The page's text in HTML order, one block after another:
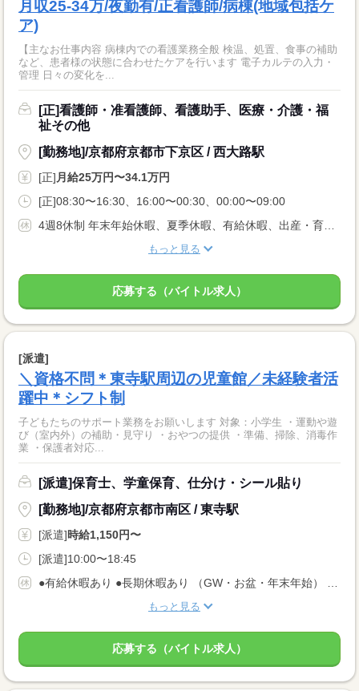
月収25-34万/夜勤有/正看護師/病棟(地域包括ケ
ア)
【主なお仕事内容 病棟内での看護業務全般 検温、処置、食事の補助
など、患者様の状態に合わせたケアを行います 電子カルテの入力・
管理 日々の変化を...
[正]看護師・准看護師、看護助手、医療・介護・福
祉その他
[勤務地]/京都府京都市下京区 / 西大路駅
[正]月給25万円〜34.1万円
[正]08:30〜16:30、16:00〜00:30、00:00〜09:00
4週8休制 年末年始休暇、夏季休暇、有給休暇、出産・育児休暇、リフレッシュ休暇（年間休日107日）
もっと見る
応募する（バイトル求人）
[派遣]
＼資格不問＊東寺駅周辺の児童館／未経験者活
躍中＊シフト制
子どもたちのサポート業務をお願いします 対象：小学生 ・運動や遊
び（室内外）の補助・見守り ・おやつの提供 ・準備、掃除、消毒作
業 ・保護者対応...
[派遣]保育士、学童保育、仕分け・シール貼り
[勤務地]/京都府京都市南区 / 東寺駅
[派遣]時給1,150円〜
[派遣]10:00〜18:45
●有給休暇あり ●長期休暇あり （GW・お盆・年末年始） ●産休・育休・介護休暇あり ※産休育休取得率：95％！
もっと見る
応募する（バイトル求人）